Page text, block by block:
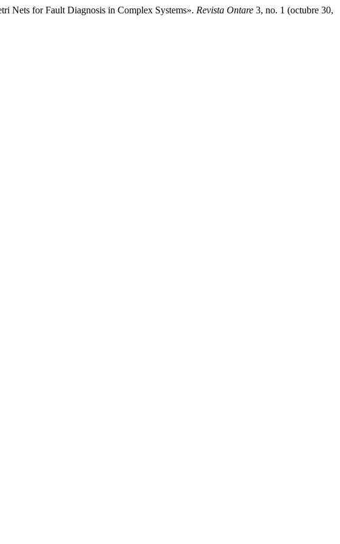
Nets for Fault Diagnosis in Complex Systems». Revista Ontare 3, no. 1 (octubre 30,